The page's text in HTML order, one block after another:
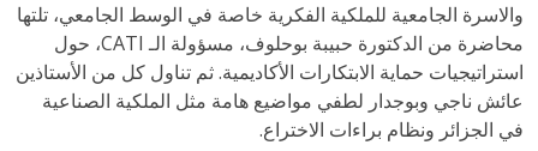
والاسرة الجامعية للملكية الفكرية خاصة في الوسط الجامعي، تلتها
محاضرة من الدكتورة حبيبة بوحلوف، مسؤولة الـ CATI، حول
استراتيجيات حماية الابتكارات الأكاديمية. ثم تناول كل من الأستاذين
عائش ناجي وبوجدار لطفي مواضيع هامة مثل الملكية الصناعية
في الجزائر ونظام براءات الاختراع.